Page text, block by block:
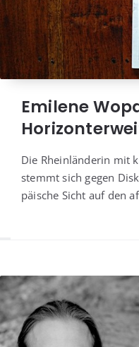
Emilene
Die Rhein­län­de­rin mit
stemmt sich gegen
päi­sche Sicht auf den